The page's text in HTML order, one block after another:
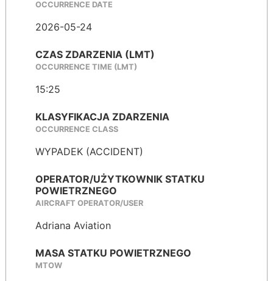
OCCURRENCE DATE
2026-05-24
CZAS ZDARZENIA (LMT)
OCCURRENCE TIME (LMT)
15:25
KLASYFIKACJA ZDARZENIA
OCCURRENCE CLASS
WYPADEK (ACCIDENT)
OPERATOR/UŻYTKOWNIK STATKU
POWIETRZNEGO
AIRCRAFT OPERATOR/USER
Adriana Aviation
MASA STATKU POWIETRZNEGO
MTOW